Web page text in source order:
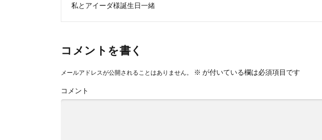
私とアイーダ様誕生日一緒
コメントを書く
メールアドレスが公開されることはありません。 ※ が付いている欄は必須項目です
コメント